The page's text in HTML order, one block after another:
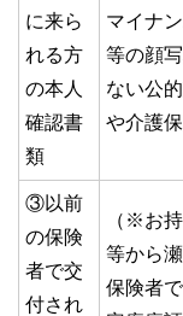
に来ら
れる方
の本人
確認書
類
マイナ
等の顔
ない公
や介護
③以前
の保険
者で交
付され
（※お
等から
保険者